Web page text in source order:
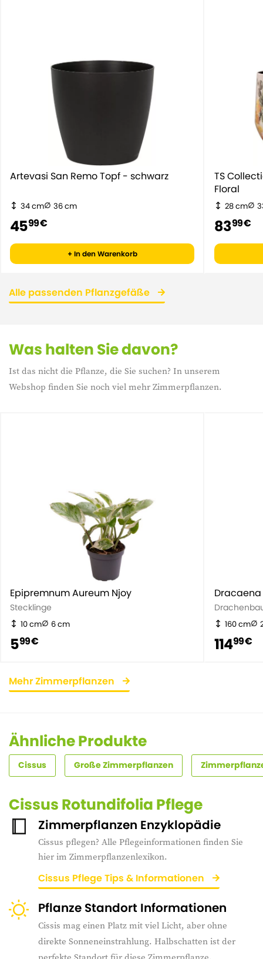
Artevasi San Remo Topf - schwarz
34 cm 36 cm
4599 €
+ In den Warenkorb
TS
Floral
28 cm
8399 €
Alle passenden Pflanzgefäße
Was halten Sie davon?
Ist das nicht die Pflanze, die Sie suchen? In unserem
Webshop finden Sie noch viel mehr Zimmerpflanzen.
Epipremnum Aureum Njoy
Stecklinge
10 cm 6 cm
599 €
160 cm
11499 €
Mehr Zimmerpflanzen
Ähnliche Produkte
Cissus Große Zimmerpflanzen
Cissus Rotundifolia Pflege
Zimmerpflanzen Enzyklopädie
Cissus pflegen? Alle Pflegeinformationen finden Sie
hier im Zimmerpflanzenlexikon.
Cissus Pflege Tips & Informationen
Pflanze Standort Informationen
Cissis mag einen Platz mit viel Licht, aber ohne
direkte Sonneneinstrahlung. Halbschatten ist der